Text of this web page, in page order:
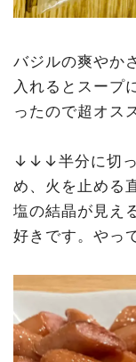
バジルの爽やか
入れるとスープ
ったので超オス
↓↓↓半分に切っ
め、火を止める
塩の結晶が見え
好きです。やっ